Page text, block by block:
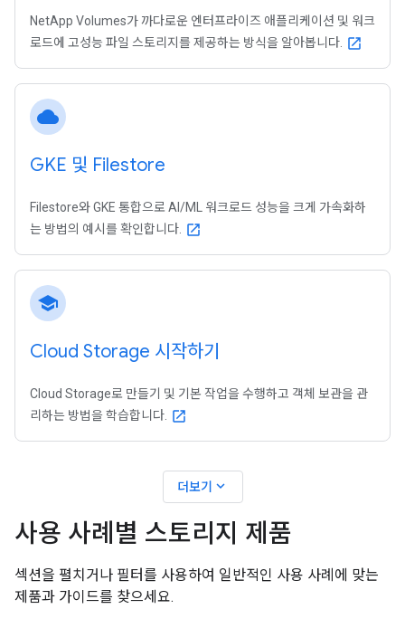
NetApp Volumes가 까다로운 엔터프라이즈 애플리케이션 및 워크
로드에 고성능 파일 스토리지를 제공하는 방식을 알아봅니다. open_in_new
cloud
GKE 및 Filestore
Filestore와 GKE 통합으로 AI/ML 워크로드 성능을 크게 가속화하
는 방법의 예시를 확인합니다. open_in_new
school
Cloud Storage 시작하기
Cloud Storage로 만들기 및 기본 작업을 수행하고 객체 보관을 관
리하는 방법을 학습합니다. open_in_new
더보기 expand_more
사용 사례별 스토리지 제품
섹션을 펼치거나 필터를 사용하여 일반적인 사용 사례에 맞는
제품과 가이드를 찾으세요.